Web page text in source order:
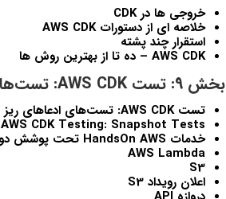
خروجي ها در CDK
خلاصه اي از دستورات AWS CDK
استقرار چند پشته
AWS CDK – ده تا از بهترين روش ها
بخش 9: تست AWS CDK: تست‌هاي ادعاهاي ريز و تست عکس فوري
تست AWS CDK: تست‌هاي ادعاهاي ريز
AWS CDK Testing: Snapshot Tests
خدمات HandsOn AWS تحت پوشش دوره با استفاده از CDK v2:
AWS Lambda
S3
اعلان رويداد S3